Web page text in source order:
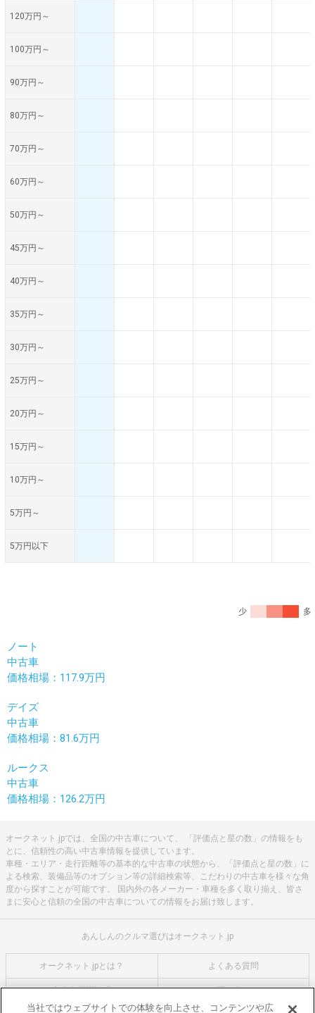
120万円～
100万円～
90万円～
80万円～
70万円～
60万円～
50万円～
45万円～
40万円～
35万円～
30万円～
25万円～
20万円～
15万円～
10万円～
5万円～
5万円以下
少 多
ノート
中古車
価格相場：117.9万円
デイズ
中古車
価格相場：81.6万円
ルークス
中古車
価格相場：126.2万円
オークネット.jpでは、全国の中古車について、 「評価点と星の数」の情報をも
とに、信頼性の高い中古車情報を提供しています。
車種・エリア・走行距離等の基本的な中古車の状態から、「評価点と星の数」に
よる検索、装備品等のオプション等の詳細検索等、こだわりの中古車を様々な角
度から探すことが可能です。 国内外の各メーカー・車種を多く取り揃え、皆さ
まに安心と信頼の全国の中古車についての情報をお届け致します。
あんしんのクルマ選びはオークネット.jp
オークネット.jpとは？ よくある質問
中古車用語説明 お問い合わせ
当社ではウェブサイトでの体験を向上させ、コンテンツや広